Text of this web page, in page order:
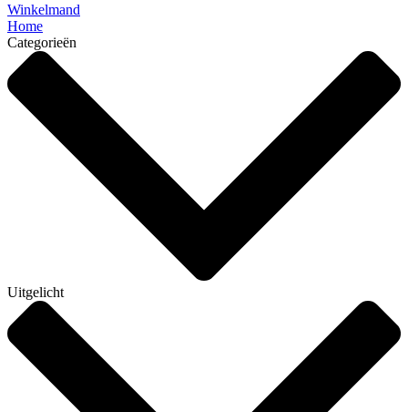
Winkelmand
Home
Categorieën
Uitgelicht